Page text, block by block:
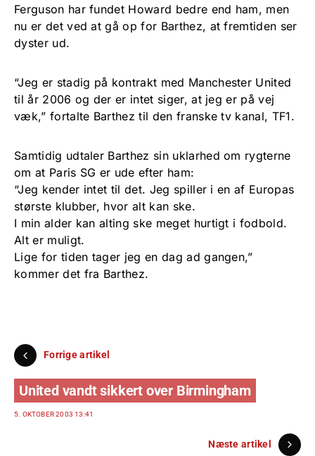
Ferguson har fundet Howard bedre end ham, men
nu er det ved at gå op for Barthez, at fremtiden ser
dyster ud.
“Jeg er stadig på kontrakt med Manchester United
til år 2006 og der er intet siger, at jeg er på vej
væk,” fortalte Barthez til den franske tv kanal, TF1.
Samtidig udtaler Barthez sin uklarhed om rygterne
om at Paris SG er ude efter ham:
“Jeg kender intet til det. Jeg spiller i en af Europas
største klubber, hvor alt kan ske.
I min alder kan alting ske meget hurtigt i fodbold.
Alt er muligt.
Lige for tiden tager jeg en dag ad gangen,”
kommer det fra Barthez.
Forrige artikel
United vandt sikkert over Birmingham
5. OKTOBER 2003 13:41
Næste artikel